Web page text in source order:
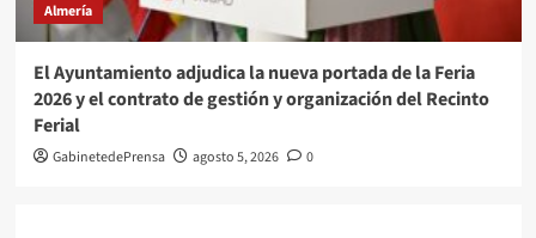
Almería
El Ayuntamiento adjudica la nueva portada de la Feria
2026 y el contrato de gestión y organización del Recinto
Ferial
GabinetedePrensa agosto 5, 2026 0